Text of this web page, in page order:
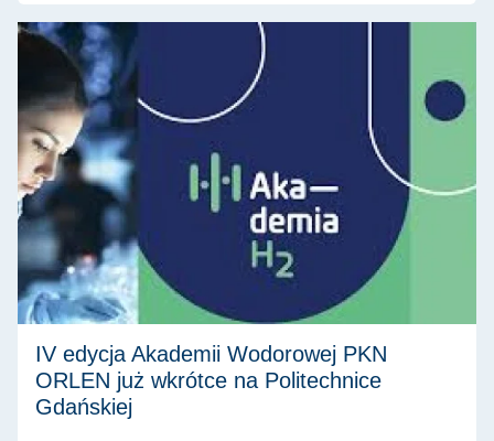
IV edycja Akademii Wodorowej PKN ORLEN już wkrótce na
IV edycja Akademii Wodorowej PKN
ORLEN już wkrótce na Politechnice
Gdańskiej